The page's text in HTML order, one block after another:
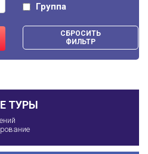
Группа
СБРОСИТЬ
ФИЛЬТР
ТУРЫ